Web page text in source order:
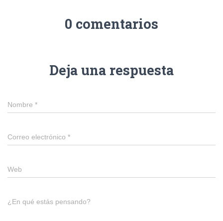
0 comentarios
Deja una respuesta
Nombre *
Correo electrónico *
Web
¿En qué estás pensando?